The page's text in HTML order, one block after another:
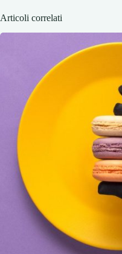
Articoli correlati